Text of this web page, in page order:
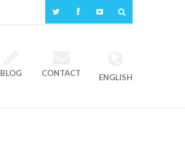
BLOG CONTACT ENGLISH